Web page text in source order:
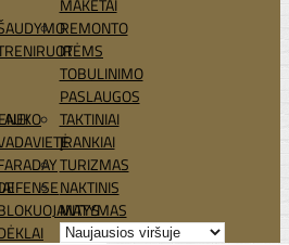
MAKETAI
REMONTO
IR
TOBULINIMO
PASLAUGOS
TAKTINIAI
ĮRANKIAI
TURIZMAS
NAKTINIS
MATYMAS